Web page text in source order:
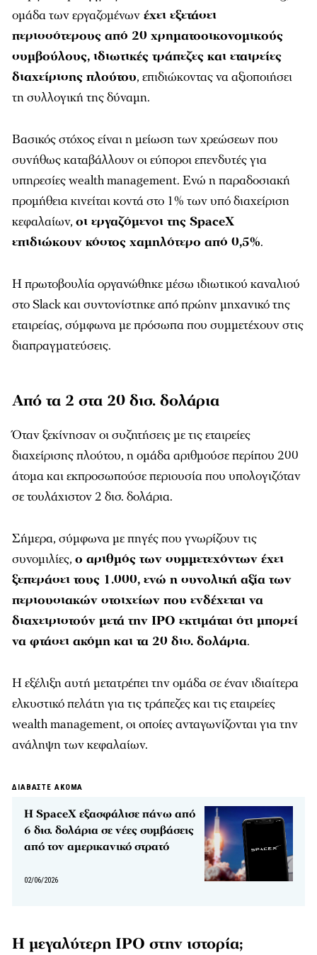
ομάδα των εργαζομένων έχει εξετάσει
περισσότερους από 20 χρηματοοικονομικούς
συμβούλους, ιδιωτικές τράπεζες και εταιρείες
διαχείρισης πλούτου, επιδιώκοντας να αξιοποιήσει
τη συλλογική της δύναμη.
Βασικός στόχος είναι η μείωση των χρεώσεων που
συνήθως καταβάλλουν οι εύποροι επενδυτές για
υπηρεσίες wealth management. Ενώ η παραδοσιακή
προμήθεια κινείται κοντά στο 1% των υπό διαχείριση
κεφαλαίων, οι εργαζόμενοι της SpaceX
επιδιώκουν κόστος χαμηλότερο από 0,5%.
Η πρωτοβουλία οργανώθηκε μέσω ιδιωτικού καναλιού
στο Slack και συντονίστηκε από πρώην μηχανικό της
εταιρείας, σύμφωνα με πρόσωπα που συμμετέχουν στις
διαπραγματεύσεις.
Από τα 2 στα 20 δισ. δολάρια
Όταν ξεκίνησαν οι συζητήσεις με τις εταιρείες
διαχείρισης πλούτου, η ομάδα αριθμούσε περίπου 200
άτομα και εκπροσωπούσε περιουσία που υπολογιζόταν
σε τουλάχιστον 2 δισ. δολάρια.
Σήμερα, σύμφωνα με πηγές που γνωρίζουν τις
συνομιλίες, ο αριθμός των συμμετεχόντων έχει
ξεπεράσει τους 1.000, ενώ η συνολική αξία των
περιουσιακών στοιχείων που ενδέχεται να
διαχειριστούν μετά την IPO εκτιμάται ότι μπορεί
να φτάσει ακόμη και τα 20 δισ. δολάρια.
Η εξέλιξη αυτή μετατρέπει την ομάδα σε έναν ιδιαίτερα
ελκυστικό πελάτη για τις τράπεζες και τις εταιρείες
wealth management, οι οποίες ανταγωνίζονται για την
ανάληψη των κεφαλαίων.
ΔΙΑΒΑΣΤΕ ΑΚΟΜΑ
Η SpaceX εξασφάλισε πάνω από
6 δισ. δολάρια σε νέες συμβάσεις
από τον αμερικανικό στρατό
02/06/2026
Η μεγαλύτερη IPO στην ιστορία;